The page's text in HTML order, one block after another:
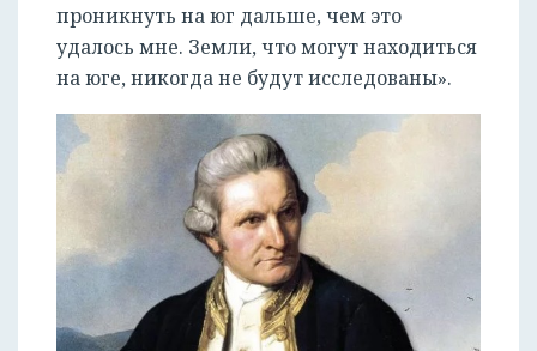
проникнуть на юг дальше, чем это
удалось мне. Земли, что могут находиться
на юге, никогда не будут исследованы».